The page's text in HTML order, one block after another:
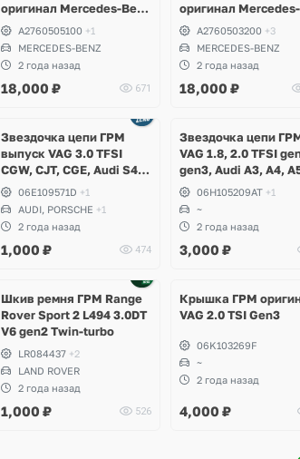
оригинал Mercedes-Benz
M276 V6
A2760505100 +1
MERCEDES-BENZ
2 года назад
18,000 ₽ 671
оригинал
M276 V6
A2760503200 +3
MERCEDES-BENZ
2 года назад
18,000 ₽
Звездочка цепи ГРМ
выпуск VAG 3.0 TFSI
CGW, CJT, CGE, Audi S4
B8, S5, Q5, SQ5, A6 C7,
A7, A8 D4, Q7, Porsche
Cayenne S Hybrid 958,
Volkswagen Touareg NF
06E109571D +1
AUDI, PORSCHE +1
2 года назад
1,000 ₽ 474
Звездочка цепи
VAG 1.8, 2.0 TFSI
gen3, Audi A3, A4,
A7, Q3, Q5,
06H105209AT +1
~
2 года назад
3,000 ₽
Шкив ремня ГРМ Range
Rover Sport 2 L494 3.0DT
V6 gen2 Twin-turbo
LR084437 +2
LAND ROVER
2 года назад
1,000 ₽ 526
Крышка ГРМ
VAG 2.0 TSI Gen3
06K103269F
~
2 года назад
4,000 ₽